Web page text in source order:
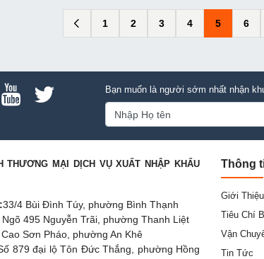
1 2 3 4 5 6
Bạn muốn là người sớm nhất nhận
THƯƠNG MẠI DỊCH VỤ XUẤT NHẬP KHẨU
33/4 Bùi Đình Túy, phường Bình Thạnh
Ngõ 495 Nguyễn Trãi, phường Thanh Liệt
Sơn Pháo, phường An Khê
879 đại lộ Tôn Đức Thắng, phường Hồng
Thông
Giới
Tiêu Chí
Vận
Tin Tức